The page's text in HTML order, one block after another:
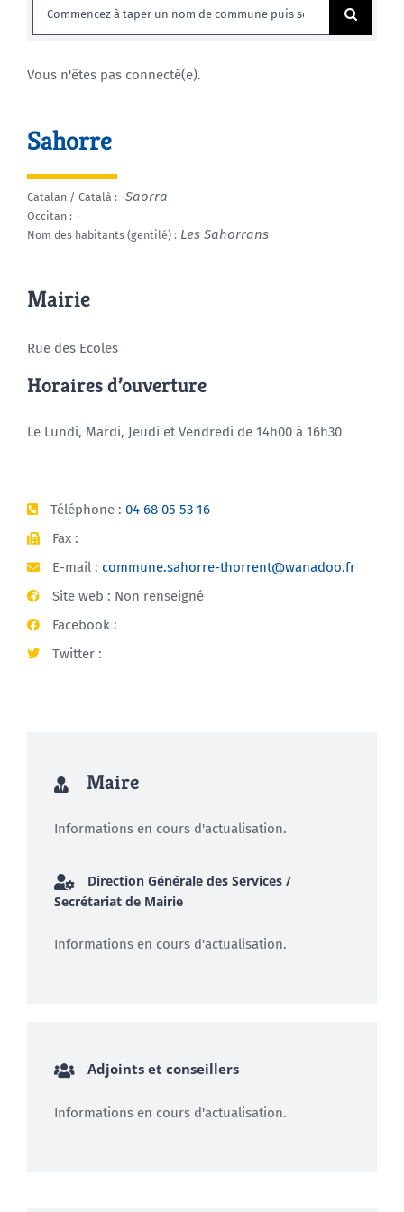
Rechercher:
Vous n'êtes pas connecté(e).
Sahorre
Catalan / Català : -Saorra
Occitan : -
Nom des habitants (gentilé) : Les Sahorrans
Mairie
Rue des Ecoles
Horaires d’ouverture
Le Lundi, Mardi, Jeudi et Vendredi de 14h00 à 16h30
Téléphone : 04 68 05 53 16
Fax :
E-mail : commune.sahorre-thorrent@wanadoo.fr
Site web : Non renseigné
Facebook :
Twitter :
Maire
Informations en cours d'actualisation.
Direction Générale des Services /
Secrétariat de Mairie
Informations en cours d'actualisation.
Adjoints et conseillers
Informations en cours d'actualisation.